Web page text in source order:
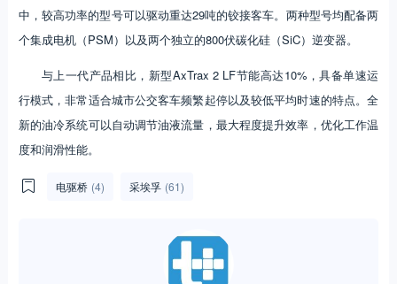
中，较高功率的型号可以驱动重达29吨的铰接客车。两种型号均配备两
个集成电机（PSM）以及两个独立的800伏碳化硅（SiC）逆变器。
与上一代产品相比，新型AxTrax 2 LF节能高达10%，具备单速运
行模式，非常适合城市公交客车频繁起停以及较低平均时速的特点。全
新的油冷系统可以自动调节油液流量，最大程度提升效率，优化工作温
度和润滑性能。
电驱桥 (4) 采埃孚 (61)